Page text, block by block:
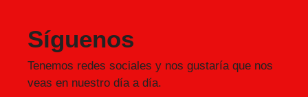
Síguenos
Tenemos redes sociales y nos gustaría que nos
veas en nuestro día a día.